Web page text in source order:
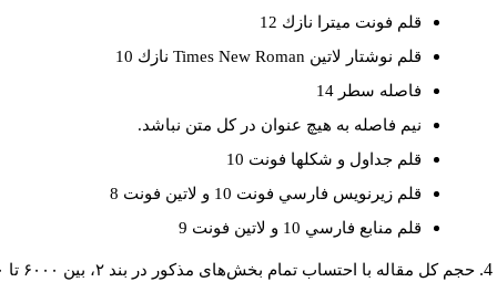
قلم فونت ميترا نازك 12
قلم نوشتار لاتين Times New Roman نازك 10
فاصله سطر 14
نيم فاصله به هيچ عنوان در كل متن نباشد.
قلم جداول و شكلها فونت 10
قلم زيرنويس فارسي فونت 10 و لاتين فونت 8
قلم منابع فارسي 10 و لاتين فونت 9
حجم کل مقاله با احتساب تمام بخش‌های مذکور در بند ۲، بین ۶۰۰۰ تا ۸۰۰۰کلمه باشد.